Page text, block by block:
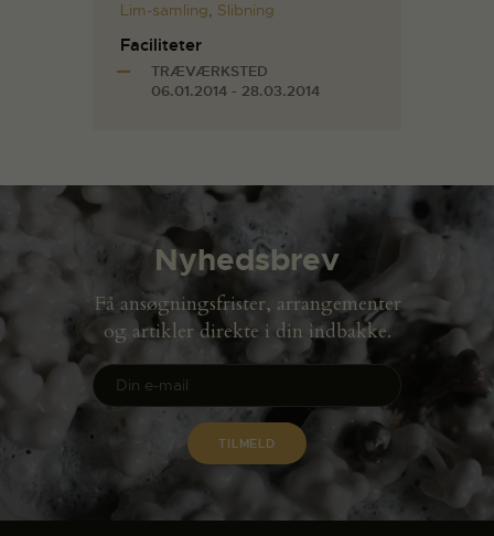
Lim-samling, Slibning
Faciliteter
TRÆVÆRKSTED
06.01.2014 - 28.03.2014
Nyhedsbrev
Få ansøgningsfrister, arrangementer
og artikler direkte i din indbakke.